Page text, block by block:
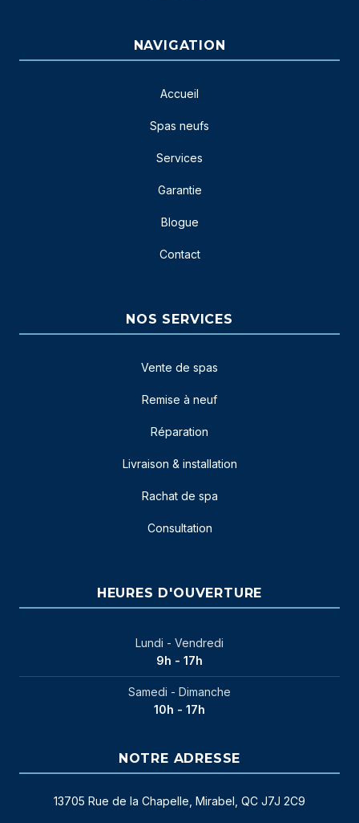
NAVIGATION
Accueil
Spas neufs
Services
Garantie
Blogue
Contact
NOS SERVICES
Vente de spas
Remise à neuf
Réparation
Livraison & installation
Rachat de spa
Consultation
HEURES D'OUVERTURE
Lundi - Vendredi
9h - 17h
Samedi - Dimanche
10h - 17h
NOTRE ADRESSE
13705 Rue de la Chapelle, Mirabel, QC J7J 2C9